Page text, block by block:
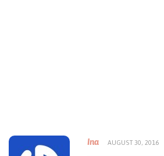
Ina AUGUST 30, 2016